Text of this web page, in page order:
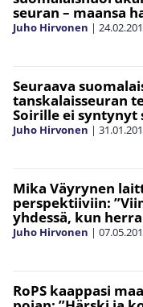
seuran – maansa
Juho Hirvonen |
Seuraava
tanskalaisseuran
Soirille ei syntynyt
Juho Hirvonen |
Mika Väyrynen
perspektiiviin:
yhdessä, kun
Juho Hirvonen |
RoPS kaappasi